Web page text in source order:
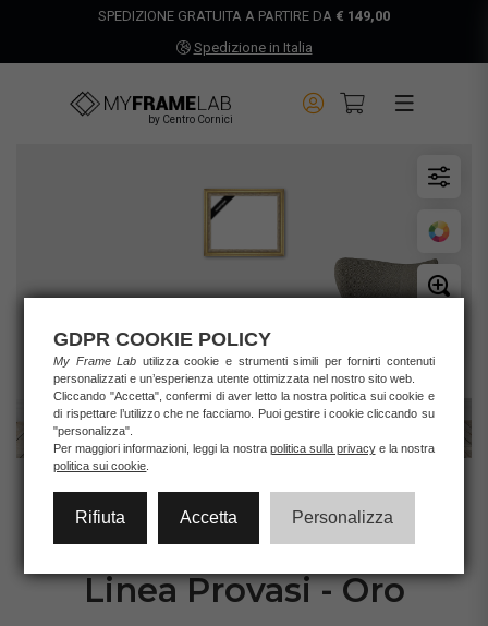
SPEDIZIONE GRATUITA A PARTIRE DA € 149,00
Spedizione in Italia
by Centro Cornici
CONFIGURA CORNICE
Linea Provasi - Oro
GDPR COOKIE POLICY
My Frame Lab utilizza cookie e strumenti simili per fornirti contenuti
personalizzati e un’esperienza utente ottimizzata nel nostro sito web.
Cliccando "Accetta", confermi di aver letto la nostra politica sui cookie e
di rispettare l’utilizzo che ne facciamo. Puoi gestire i cookie cliccando su
"personalizza".
Per maggiori informazioni, leggi la nostra politica sulla privacye la nostra
politica sui cookie
Rifiuta Accetta Personalizza